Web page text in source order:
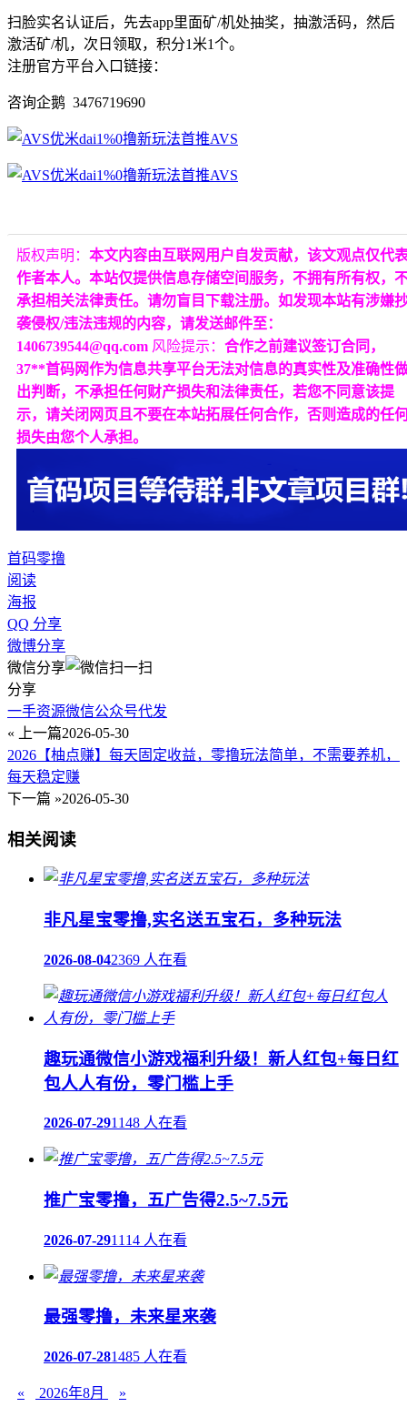
扫脸实名认证后，先去app里面矿/机处抽奖，抽激活码，然后
激活矿/机，次日领取，积分1米1个。
注册官方平台入口链接：
咨询企鹅 3476719690
版权声明： 本文内容由互联网用户自发贡献，该文观点仅代
作者本人。本站仅提供信息存储空间服务，不拥有所有权，
承担相关法律责任。请勿盲目下载注册。如发现本站有涉嫌
袭侵权/违法违规的内容，请发送邮件至：
1406739544@qq.com 风险提示： 合作之前建议签订合同，
37**首码网作为信息共享平台无法对信息的真实性及准确性
出判断，不承担任何财产损失和法律责任，若您不同意该提
示，请关闭网页且不要在本站拓展任何合作，否则造成的任
损失由您个人承担。
首码零撸
阅读
海报
QQ 分享
微博分享
微信分享
分享
一手资源微信公众号代发
« 上一篇2026-05-30
2026【柚点赚】每天固定收益，零撸玩法简单，不需要养机，
每天稳定赚
下一篇 »2026-05-30
相关阅读
非凡星宝零撸,实名送五宝石，多种玩法
2026-08-042369 人在看
趣玩通微信小游戏福利升级！新人红包+每日红
包人人有份，零门槛上手
2026-07-291148 人在看
推广宝零撸，五广告得2.5~7.5元
2026-07-291114 人在看
最强零撸，未来星来袭
2026-07-281485 人在看
« 2026年8月 »